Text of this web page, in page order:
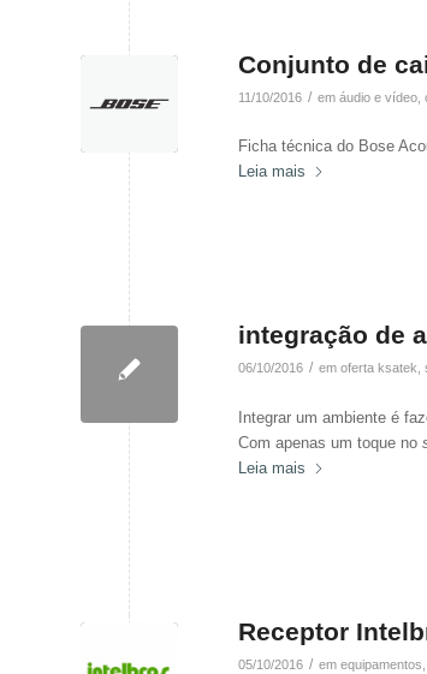
Conjunto de
11/10/2016 / em áudio e vídeo
Ficha técnica do Bose
Leia mais
integração de
06/10/2016 / em oferta ksatek,
Integrar um ambiente é
Com apenas um toque no
Leia mais
Receptor
05/10/2016 / em equipamentos